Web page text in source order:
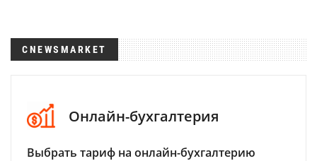
CNEWSMARKET
Онлайн-бухгалтерия
Выбрать тариф на онлайн-бухгалтерию